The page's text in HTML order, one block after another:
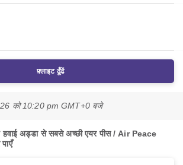
फ़्लाइट ढूँढें
को 10:20 pm GMT+0 बजे
हवाई अड्डा से सबसे अच्छी एयर पीस / Air Peace